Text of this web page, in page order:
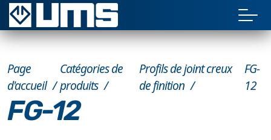
Page
d'accueil
Catégories de
produits
Profils de joint creux
de finition
FG-
12
FG-12